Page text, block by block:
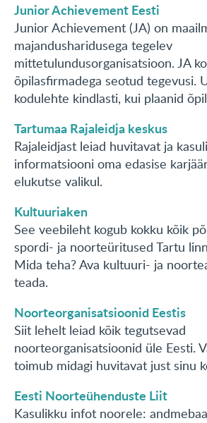
Junior Achievement Eesti
Junior Achievement (JA) on
majandusharidusega tegelev
mittetulundusorganisatsioon. JA
õpilasfirmadega seotud tegevusi.
kodulehte kindlasti, kui plaanid
Tartumaa Rajaleidja keskus
Rajaleidjast leiad huvitavat ja
informatsiooni oma edasise
elukutse valikul.
Kultuuriaken
See veebileht kogub kokku kõik
spordi- ja noorteüritused Tartu
Mida teha? Ava kultuuri- ja
teada.
Noorteorganisatsioonid Eestis
Siit lehelt leiad kõik tegutsevad
noorteorganisatsioonid üle Eesti.
toimub midagi huvitavat just sinu
Eesti Noorteühenduste Liit
Kasulikku infot noorele: